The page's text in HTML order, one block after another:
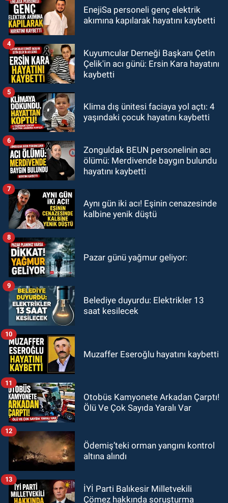
EnejiSa personeli genç elektrik
akımına kapılarak hayatını kaybetti
Kuyumcular Derneği Başkanı Çetin
Çelik'in acı günü: Ersin Kara hayatını
kaybetti
4
Klima dış ünitesi faciaya yol açtı: 4
yaşındaki çocuk hayatını kaybetti
5
Zonguldak BEUN personelinin acı
ölümü: Merdivende baygın bulundu
hayatını kaybetti
6
Aynı gün iki acı! Eşinin cenazesinde
kalbine yenik düştü
7
Pazar günü yağmur geliyor:
8
Belediye duyurdu: Elektrikler 13
saat kesilecek
9
Muzaffer Eseroğlu hayatını kaybetti
10
Otobüs Kamyonete Arkadan Çarptı!
Ölü Ve Çok Sayıda Yaralı Var
11
Ödemiş’teki orman yangını kontrol
altına alındı
12
İYİ Parti Balıkesir Milletvekili
Çömez hakkında soruşturma
13